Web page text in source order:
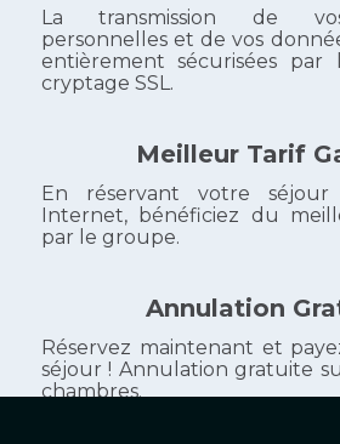
La transmission de
personnelles et de vos
entièrement sécurisées par
cryptage SSL.
Meilleur Tarif
En réservant votre
Internet, bénéficiez du
par le groupe.
Annulation
Réservez maintenant et
séjour ! Annulation gratuite
chambres.